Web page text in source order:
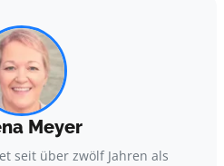
Meyer
seit über zwölf Jahren als